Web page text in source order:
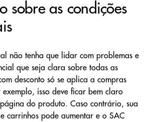
sobre as condições
não tenha que lidar com problemas e
que seja clara sobre todas as
desconto só se aplica a compras
isso deve ficar bem claro
do produto. Caso contrário, sua
carrinhos pode aumentar e o SAC